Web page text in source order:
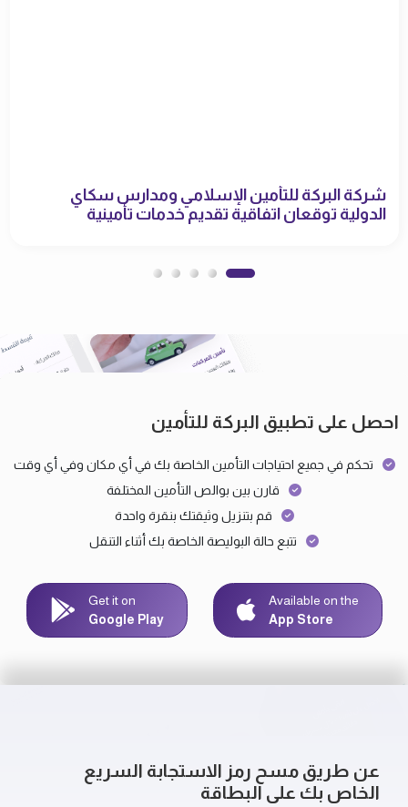
شركة البركة للتأمين الإسلامي ومدارس سكاي
الدولية توقعان اتفاقية تقديم خدمات تأمينية
احصل على تطبيق البركة للتأمين
تحكم في جميع احتياجات التأمين الخاصة بك في أي مكان وفي أي وقت
قارن بين بوالص التأمين المختلفة
قم بتنزيل وثيقتك بنقرة واحدة
تتبع حالة البوليصة الخاصة بك أثناء التنقل
Available on the
App Store
Get it on
Google Play
عن طريق مسح رمز الاستجابة السريع
الخاص بك على البطاقة